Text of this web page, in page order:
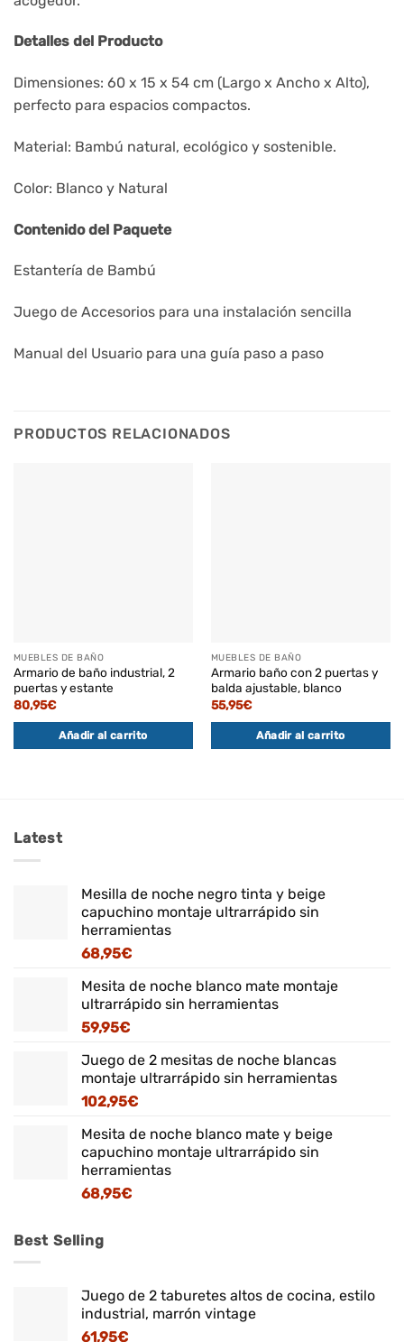
Detalles del Producto
Dimensiones: 60 x 15 x 54 cm (Largo x Ancho x Alto),
perfecto para espacios compactos.
Material: Bambú natural, ecológico y sostenible.
Color: Blanco y Natural
Contenido del Paquete
Estantería de Bambú
Juego de Accesorios para una instalación sencilla
Manual del Usuario para una guía paso a paso
PRODUCTOS RELACIONADOS
MUEBLES DE BAÑO
Armario de baño industrial, 2
puertas y estante
80,95€
Añadir al carrito
MUEBLES DE BAÑO
Armario baño con 2 puertas y
balda ajustable, blanco
55,95€
Añadir al carrito
Latest
Mesilla de noche negro tinta y beige
capuchino montaje ultrarrápido sin
herramientas
68,95€
Mesita de noche blanco mate montaje
ultrarrápido sin herramientas
59,95€
Juego de 2 mesitas de noche blancas
montaje ultrarrápido sin herramientas
102,95€
Mesita de noche blanco mate y beige
capuchino montaje ultrarrápido sin
herramientas
68,95€
Best Selling
Juego de 2 taburetes altos de cocina, estilo
industrial, marrón vintage
61,95€